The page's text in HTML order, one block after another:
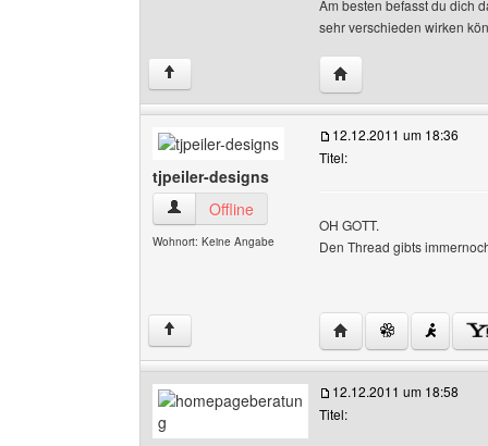
Am besten befasst du dich
sehr verschieden wirken
↑ Website dieses
tjpeiler-designs
tjpeiler-designs Benutzer-Profile anzeigen
Offline
Wohnort: Keine Angabe
12.12.2011 um 18:36
Titel:
OH GOTT.
Den Thread gibts
↑ Website dieses
12.12.2011 um 18:58
Titel: